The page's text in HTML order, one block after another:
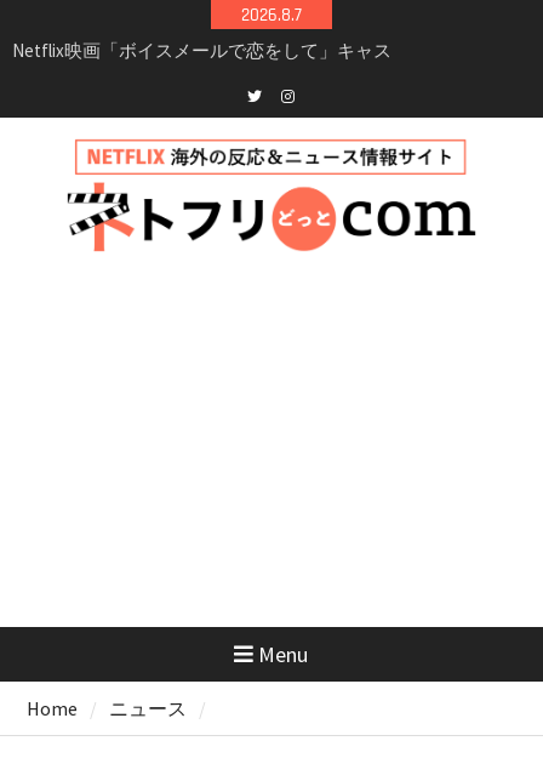
to
2026.8.7
Netflix映画「ボイスメールで恋をして」キャス
イッチ主演ロマコメ
新決定！2027年撮影開始へ
兄弟大騒動のコメディ映画「リトル・ブラザ
ー」がNetflixで配信！─キャスト・あらすじ・
見どころまとめ
Twitterinstagram
Menu
Home ニュース